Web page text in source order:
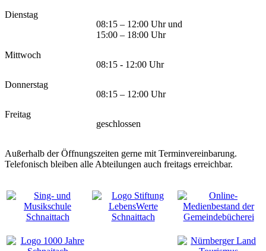
Dienstag
08:15 – 12:00 Uhr und
15:00 – 18:00 Uhr
Mittwoch
08:15 - 12:00 Uhr
Donnerstag
08:15 – 12:00 Uhr
Freitag
geschlossen
Außerhalb der Öffnungszeiten gerne mit Terminvereinbarung.
Telefonisch bleiben alle Abteilungen auch freitags erreichbar.